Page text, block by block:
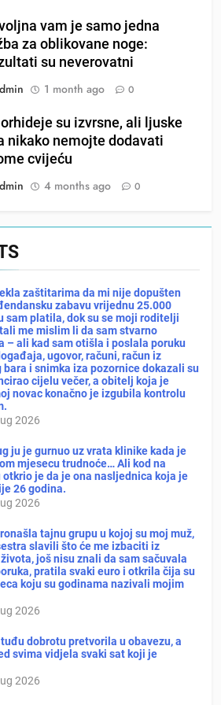
vam je samo jedna
za oblikovane noge:
su neverovatni
1 month ago 0
su izvrsne, ali ljuske
nikako nemojte dodavati
cvijeću
4 months ago 0
zaštitarima da mi nije dopušten
zabavu vrijednu 25.000
sam platila, dok su se moji roditelji
me mislim li da sam stvarno
– ali kad sam otišla i poslala poruku
ugovor, računi, račun iz
bara i snimka iza pozornice dokazali su
cijelu večer, a obitelj koja je
novac konačno je izgubila kontrolu
2026
ju je gurnuo uz vrata klinike kada je
mjesecu trudnoće… Ali kod na
je da je ona nasljednica koja je
26 godina.
2026
tajnu grupu u kojoj su moj muž,
slavili što će me izbaciti iz
još nisu znali da sam sačuvala
pratila svaki euro i otkrila čija su
koju su godinama nazivali mojim
2026
dobrotu pretvorila u obavezu, a
svima vidjela svaki sat koji je
2026